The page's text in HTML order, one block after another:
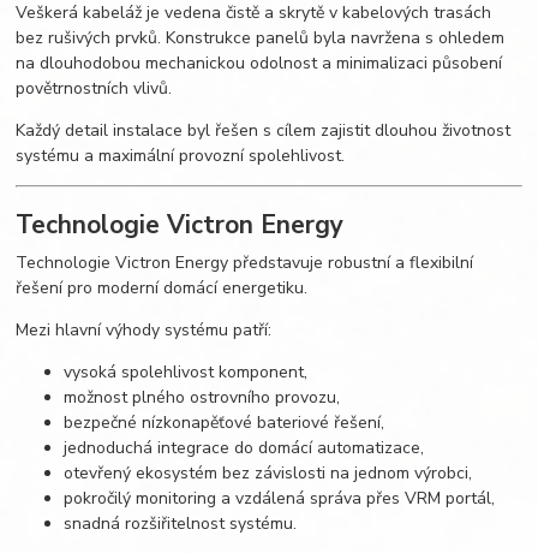
Veškerá kabeláž je vedena čistě a skrytě v kabelových trasách
bez rušivých prvků. Konstrukce panelů byla navržena s ohledem
na dlouhodobou mechanickou odolnost a minimalizaci působení
povětrnostních vlivů.
Každý detail instalace byl řešen s cílem zajistit dlouhou životnost
systému a maximální provozní spolehlivost.
Technologie Victron Energy
Technologie Victron Energy představuje robustní a flexibilní
řešení pro moderní domácí energetiku.
Mezi hlavní výhody systému patří:
vysoká spolehlivost komponent,
možnost plného ostrovního provozu,
bezpečné nízkonapěťové bateriové řešení,
jednoduchá integrace do domácí automatizace,
otevřený ekosystém bez závislosti na jednom výrobci,
pokročilý monitoring a vzdálená správa přes VRM portál,
snadná rozšiřitelnost systému.